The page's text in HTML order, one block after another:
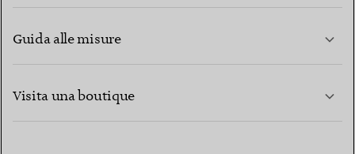
Guida alle misure
Visita una boutique